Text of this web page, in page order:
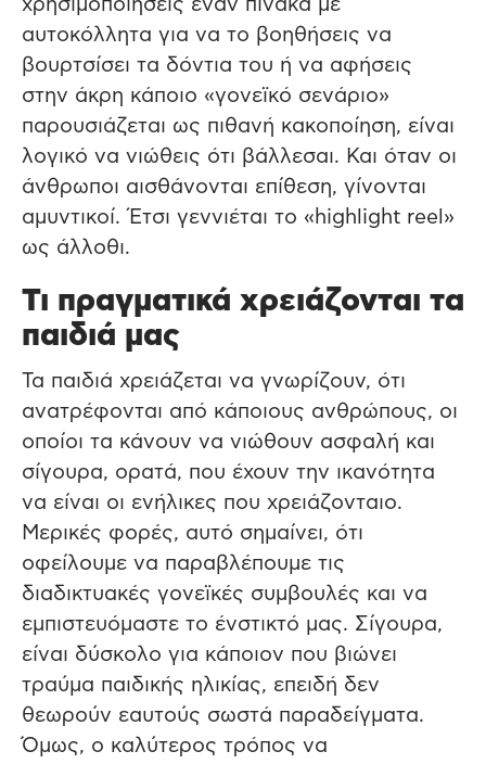
χρησιμοποιήσεις έναν πίνακα με
αυτοκόλλητα για να το βοηθήσεις να
βουρτσίσει τα δόντια του ή να αφήσεις
στην άκρη κάποιο «γονεϊκό σενάριο»
παρουσιάζεται ως πιθανή κακοποίηση, είναι
λογικό να νιώθεις ότι βάλλεσαι. Και όταν οι
άνθρωποι αισθάνονται επίθεση, γίνονται
αμυντικοί. Έτσι γεννιέται το «highlight reel»
ως άλλοθι.
Τι πραγματικά χρειάζονται τα
παιδιά μας
Τα παιδιά χρειάζεται να γνωρίζουν, ότι
ανατρέφονται από κάποιους ανθρώπους, οι
οποίοι τα κάνουν να νιώθουν ασφαλή και
σίγουρα, ορατά, που έχουν την ικανότητα
να είναι οι ενήλικες που χρειάζονταιο.
Μερικές φορές, αυτό σημαίνει, ότι
οφείλουμε να παραβλέπουμε τις
διαδικτυακές γονεϊκές συμβουλές και να
εμπιστευόμαστε το ένστικτό μας. Σίγουρα,
είναι δύσκολο για κάποιον που βιώνει
τραύμα παιδικής ηλικίας, επειδή δεν
θεωρούν εαυτούς σωστά παραδείγματα.
Όμως, ο καλύτερος τρόπος να